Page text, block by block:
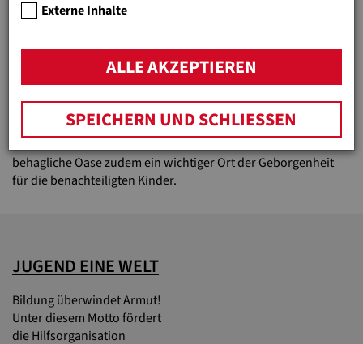
Partnerinnen von Jugend Eine Welt dringend Unterstützung!
warme Mahlzeiten und qualitativ hochwertigen
Nachhilfeunterricht zur Verfügung stellen. Besonders in den
behagliche Oase zudem ein wichtiger Ort der Geborgenheit
für die benachteiligten Kinder.
JUGEND EINE WELT
Bildung überwindet Armut!
Unter diesem Motto fördert
die Hilfsorganisation
Externe Inhalte
ALLE AKZEPTIEREN
SPEICHERN UND SCHLIESSEN